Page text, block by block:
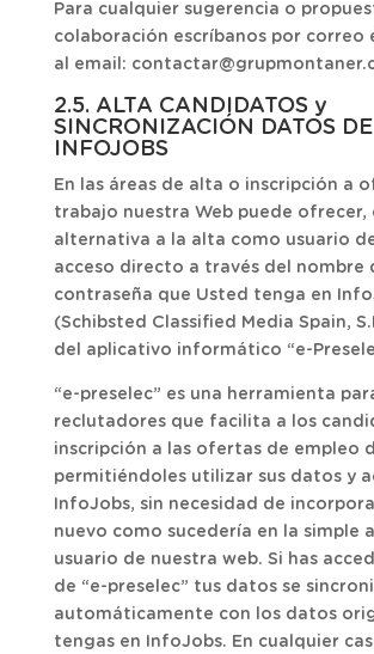
Para cualquier sugerencia o
colaboración escríbanos por correo
al email:
2.5. ALTA CANDIDATOS y
SINCRONIZACIÓN DATOS DE
INFOJOBS
En las áreas de alta o inscripción a
trabajo nuestra Web puede ofrecer,
alternativa a la alta como usuario
acceso directo a través del nombre
contraseña que Usted tenga en
(Schibsted Classified Media Spain,
del aplicativo informático “e-
“e-preselec” es una herramienta
reclutadores que facilita a los
inscripción a las ofertas de empleo
permitiéndoles utilizar sus datos y
InfoJobs, sin necesidad de
nuevo como sucedería en la simple
usuario de nuestra web. Si has
de “e-preselec” tus datos se
automáticamente con los datos
tengas en InfoJobs. En cualquier